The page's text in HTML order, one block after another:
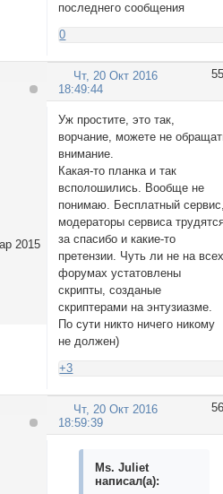
<img
<div
<div class="image
<p>text text
text text text
text text text
text text text
text text text
text text text
text text text
text text text
text text text
text text text
text text text
</div>
<img
</div></td>
<p>text text
text text text
text text text
text text text
text text text
последнего сообщения
0
55
Чт, 20 Окт 2016
18:49:44
2015
Уж простите, это так,
ворчание, можете не
внимание.
Какая-то планка и так
всполошились. Вообще не
понимаю. Бесплатный
модераторы сервиса
за спасибо и какие-то
претензии. Чуть ли не на
форумах устатовлены
скрипты, созданые
скриптерами на энтузиазме.
По сути никто ничего никому
не должен)
+3
56
Чт, 20 Окт 2016
18:59:39
Ms. Juliet
написал(а):